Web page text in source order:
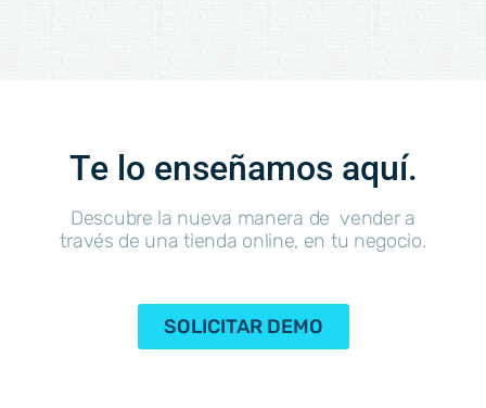
Te lo enseñamos aquí.
Descubre la nueva manera de vender a
través de una tienda online, en tu negocio.
SOLICITAR DEMO